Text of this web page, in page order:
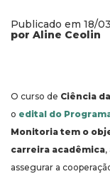
Publicado em 18/
por Aline Ceolin
O curso de Ciência
o edital do
Monitoria tem o
carreira acadêmica,
assegurar a